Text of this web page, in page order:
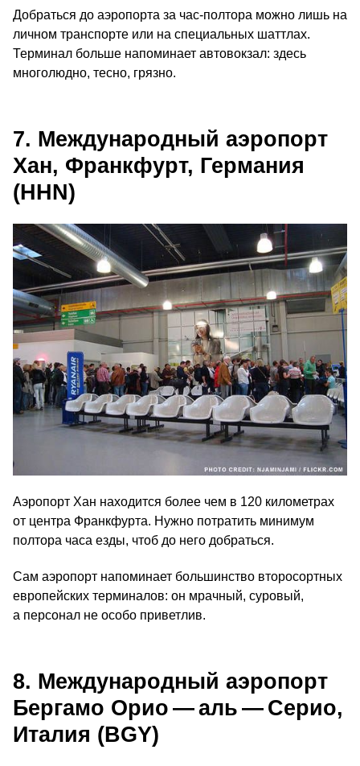
Добраться до аэропорта за час-полтора можно лишь на
личном транспорте или на специальных шаттлах.
Терминал больше напоминает автовокзал: здесь
многолюдно, тесно, грязно.
7. Международный аэропорт
Хан, Франкфурт, Германия
(HHN)
Аэропорт Хан находится более чем в 120 километрах
от центра Франкфурта. Нужно потратить минимум
полтора часа езды, чтоб до него добраться.
Сам аэропорт напоминает большинство второсортных
европейских терминалов: он мрачный, суровый,
а персонал не особо приветлив.
8. Международный аэропорт
Бергамо Орио — аль — Серио,
Италия (BGY)